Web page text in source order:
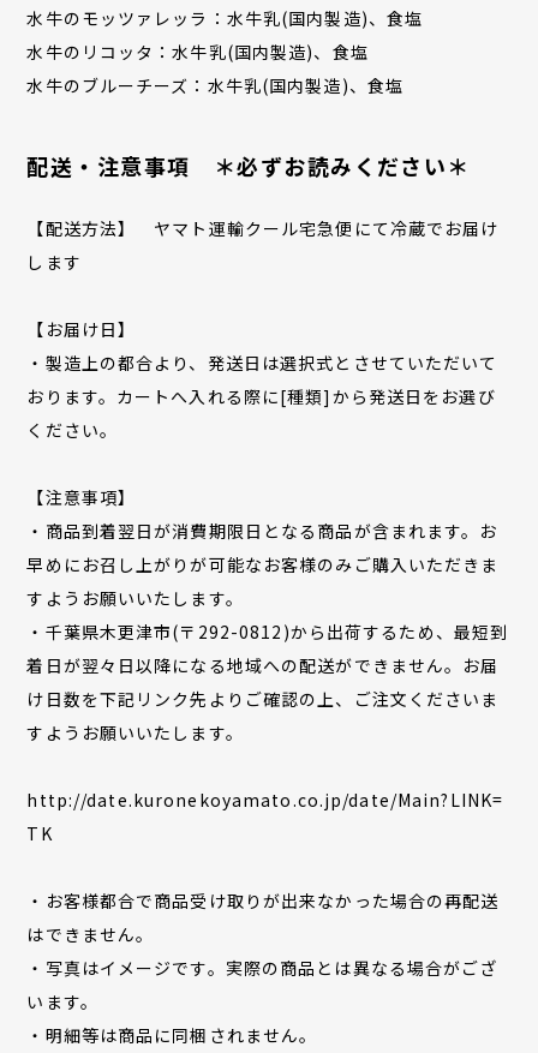
水牛のモッツァレッラ：水牛乳(国内製造)、食塩
水牛のリコッタ：水牛乳(国内製造)、食塩
水牛のブルーチーズ：水牛乳(国内製造)、食塩
配送・注意事項 ＊必ずお読みください＊
【配送方法】 ヤマト運輸クール宅急便にて冷蔵でお届け
します
【お届け日】
・製造上の都合より、発送日は選択式とさせていただいて
おります。カートへ入れる際に[種類]から発送日をお選び
ください。
【注意事項】
・商品到着翌日が消費期限日となる商品が含まれます。お
早めにお召し上がりが可能なお客様のみご購入いただきま
すようお願いいたします。
・千葉県木更津市(〒292-0812)から出荷するため、最短到
着日が翌々日以降になる地域への配送ができません。お届
け日数を下記リンク先よりご確認の上、ご注文くださいま
すようお願いいたします。
http://date.kuronekoyamato.co.jp/date/Main?LINK=
TK
・お客様都合で商品受け取りが出来なかった場合の再配送
はできません。
・写真はイメージです。実際の商品とは異なる場合がござ
います。
・明細等は商品に同梱されません。